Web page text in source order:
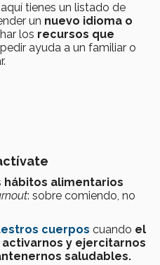
tienes un listado de
un nuevo idioma o
los recursos que
ayuda a un familiar o
hábitos alimentarios
: sobre comiendo, no
cuerpos cuando el
y ejercitarnos
saludables.